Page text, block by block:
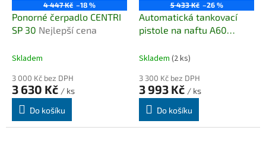
4 447 Kč –18 %
Ponorné čerpadlo CENTRI
SP 30 Nejlepší cena
Skladem
3 000 Kč bez DPH
3 630 Kč / ks
Do košíku
5 433 Kč –26 %
Automatická tankovací
pistole na naftu A60
13012
Skladem (2 ks)
3 300 Kč bez DPH
3 993 Kč / ks
Do košíku